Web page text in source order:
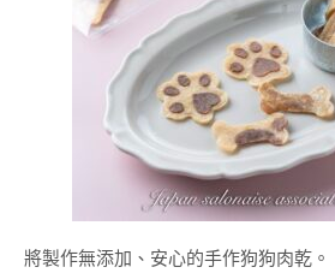
COURSE)
將製作無添加、安心的手作狗狗肉乾。